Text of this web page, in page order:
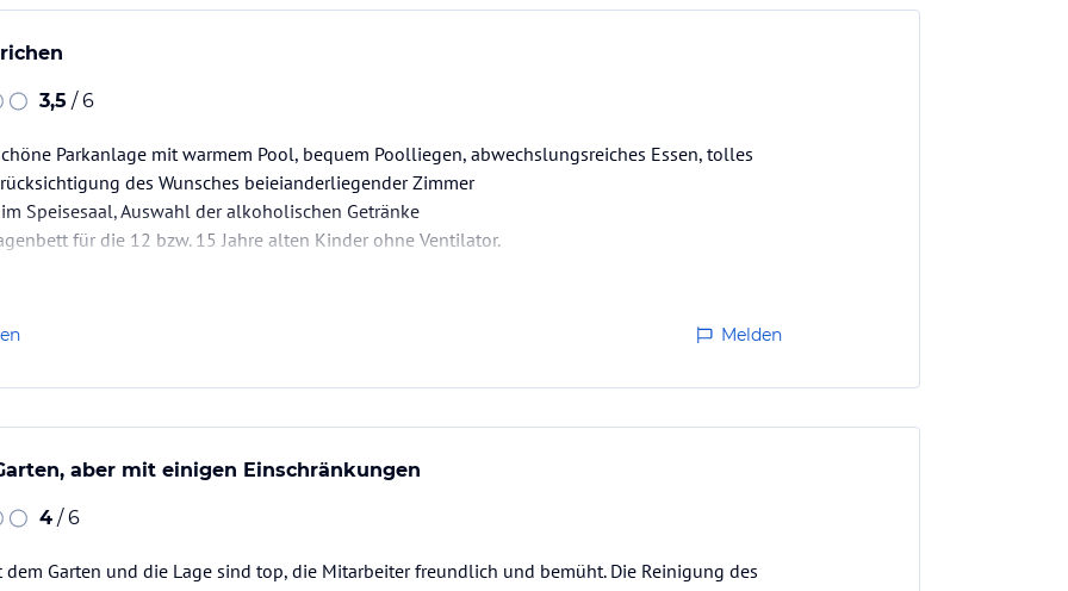
3,5 / 6
Parkanlage mit warmem Pool, bequem Poolliegen, abwechslungsreiches Essen, tolles
des Wunsches beieianderliegender Zimmer
Speisesaal, Auswahl der alkoholischen Getränke
für die 12 bzw. 15 Jahre alten Kinder ohne Ventilator.
Checkout: Es gab je eine Dusche für Damen/Herren ohne Umkleidekabine/Ablage für…
Melden
aber mit einigen Einschränkungen
4 / 6
Garten und die Lage sind top, die Mitarbeiter freundlich und bemüht. Die Reinigung des